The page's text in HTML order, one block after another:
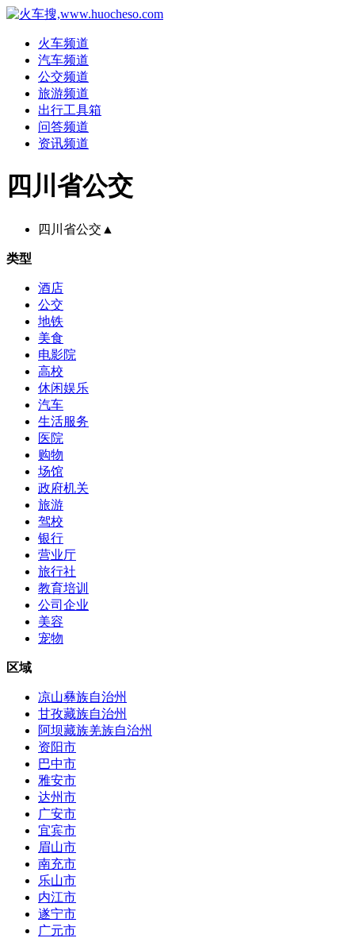
火车频道
汽车频道
公交频道
旅游频道
出行工具箱
问答频道
资讯频道
四川省公交
四川省公交 ▲
类型
酒店
公交
地铁
美食
电影院
高校
休闲娱乐
汽车
生活服务
医院
购物
场馆
政府机关
旅游
驾校
银行
营业厅
旅行社
教育培训
公司企业
美容
宠物
区域
凉山彝族自治州
甘孜藏族自治州
阿坝藏族羌族自治州
资阳市
巴中市
雅安市
达州市
广安市
宜宾市
眉山市
南充市
乐山市
内江市
遂宁市
广元市